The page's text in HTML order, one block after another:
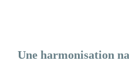
Une harmonisation